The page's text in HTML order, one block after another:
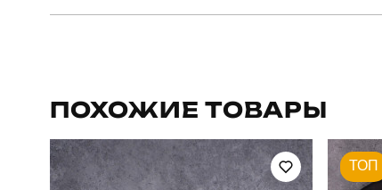
Сезон
ПОХОЖИЕ ТОВАРЫ
ТОП